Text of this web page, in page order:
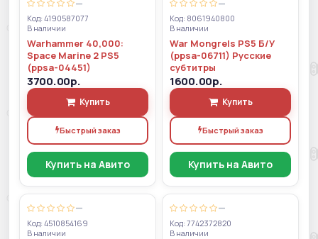
—
Код: 4190587077
В наличии
Warhammer 40,000:
Space Marine 2 PS5
(ppsa-04451)
3700.00р.
Купить
Быстрый заказ
Купить на Авито
—
Код: 8061940800
В наличии
War Mongrels PS5 Б/У
(ppsa-06711) Русские
субтитры
1600.00р.
Купить
Быстрый заказ
Купить на Авито
—
Код: 4510854169
В наличии
—
Код: 7742372820
В наличии